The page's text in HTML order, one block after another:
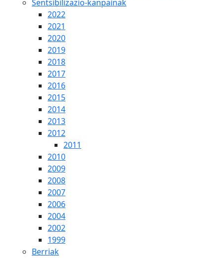
Sentsibilizazio-kanpainak
2022
2021
2020
2019
2018
2017
2016
2015
2014
2013
2012
2011
2010
2009
2008
2007
2006
2004
2002
1999
Berriak